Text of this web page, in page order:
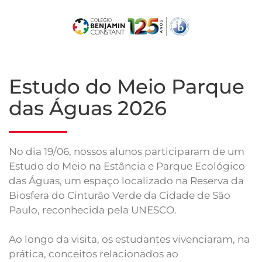
content
Estudo do Meio Parque
das Águas 2026
No dia 19/06, nossos alunos participaram de um
Estudo do Meio na Estância e Parque Ecológico
das Águas, um espaço localizado na Reserva da
Biosfera do Cinturão Verde da Cidade de São
Paulo, reconhecida pela UNESCO.
Ao longo da visita, os estudantes vivenciaram, na
prática, conceitos relacionados ao